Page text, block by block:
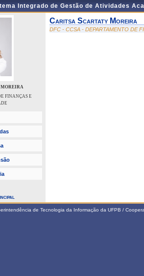
Integrado de Gestão de Atividades
MOREIRA
FINANÇAS E
Caritsa Scartaty Moreira
DFC - CCSA - DEPARTAMENTO DE
de Tecnologia da Informação da UFPB /